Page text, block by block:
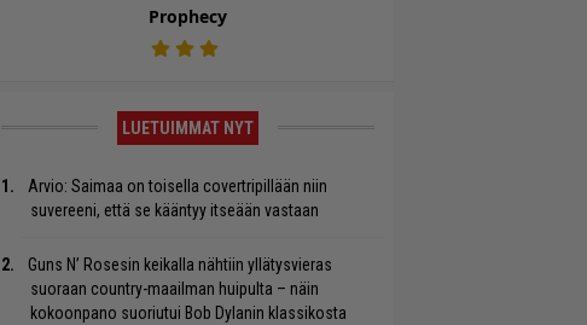
Prophecy
LUETUIMMAT NYT
Arvio: Saimaa on toisella covertripillään niin
suvereeni, että se kääntyy itseään vastaan
Guns N’ Rosesin keikalla nähtiin yllätysvieras
suoraan country-maailman huipulta – näin
kokoonpano suoriutui Bob Dylanin klassikosta